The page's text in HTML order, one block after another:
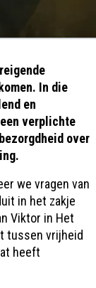
In die
en
verplichte
over
we vragen van
in het zakje
Viktor in Het
tussen vrijheid
heeft